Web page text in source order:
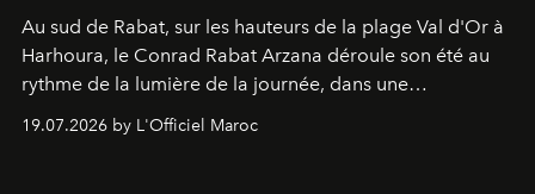
Au sud de Rabat, sur les hauteurs de la plage Val d'Or à
Harhoura, le Conrad Rabat Arzana déroule son été au
rythme de la lumière de la journée, dans une
programmation pensée comme une succession de
rendez-vous avec l’océan.
19.07.2026 by L'Officiel Maroc